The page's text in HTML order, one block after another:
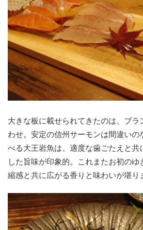
大きな板に載せられてきたのは、ブラ
わせ。安定の信州サーモンは間違いの
べる大王岩魚は、適度な歯ごたえと共
した旨味が印象的。これまたお初のゆ
縮感と共に広がる香りと味わいが堪り